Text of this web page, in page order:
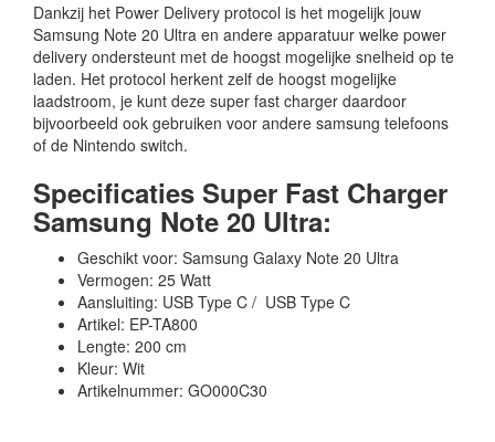
Dankzij het Power Delivery protocol is het mogelijk jouw
Samsung Note 20 Ultra en andere apparatuur welke power
delivery ondersteunt met de hoogst mogelijke snelheid op te
laden. Het protocol herkent zelf de hoogst mogelijke
laadstroom, je kunt deze super fast charger daardoor
bijvoorbeeld ook gebruiken voor andere samsung telefoons
of de Nintendo switch.
Specificaties Super Fast Charger
Samsung Note 20 Ultra:
Geschikt voor: Samsung Galaxy Note 20 Ultra
Vermogen: 25 Watt
Aansluiting: USB Type C / USB Type C
Artikel: EP-TA800
Lengte: 200 cm
Kleur: Wit
Artikelnummer: GO000C30